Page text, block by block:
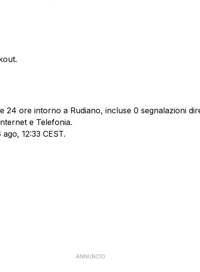
24 ore intorno a Rudiano, incluse 0 segnalazioni
e Telefonia.
12:33 CEST.
ANNUNCIO